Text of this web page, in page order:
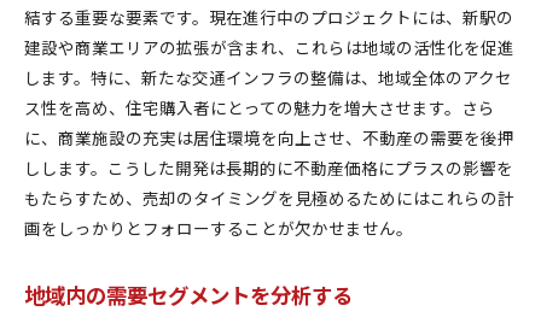
結する重要な要素です。現在進行中のプロジェクトには、新駅の
建設や商業エリアの拡張が含まれ、これらは地域の活性化を促進
します。特に、新たな交通インフラの整備は、地域全体のアクセ
ス性を高め、住宅購入者にとっての魅力を増大させます。さら
に、商業施設の充実は居住環境を向上させ、不動産の需要を後押
しします。こうした開発は長期的に不動産価格にプラスの影響を
もたらすため、売却のタイミングを見極めるためにはこれらの計
画をしっかりとフォローすることが欠かせません。
地域内の需要セグメントを分析する